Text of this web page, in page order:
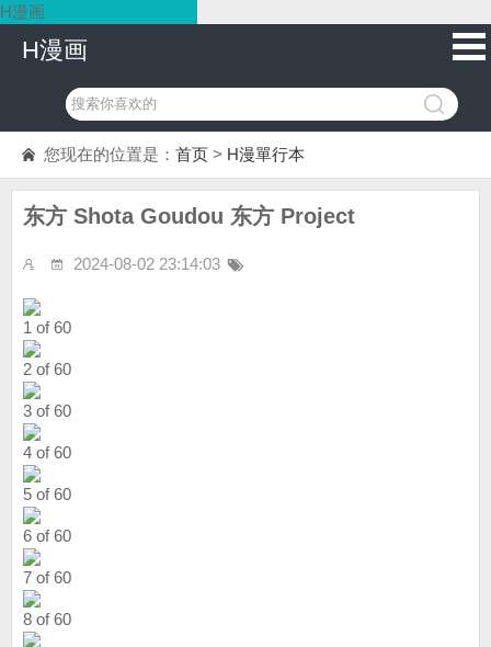
H漫画
H漫画
您现在的位置是： 首页 > H漫單行本
东方 Shota Goudou 东方 Project
2024-08-02 23:14:03
1 of 60
2 of 60
3 of 60
4 of 60
5 of 60
6 of 60
7 of 60
8 of 60